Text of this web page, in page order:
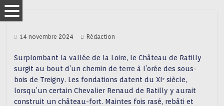
14 novembre 2024 Rédaction
Surplombant la vallée de la Loire, le Château de Ratilly
surgit au bout d’un chemin de terre à l’orée des sous-
bois de Treigny. Les fondations datent du XIᵄ siècle,
lorsqu’un certain Chevalier Renaud de Ratilly y aurait
construit un château-fort. Maintes fois rasé, rebâti et